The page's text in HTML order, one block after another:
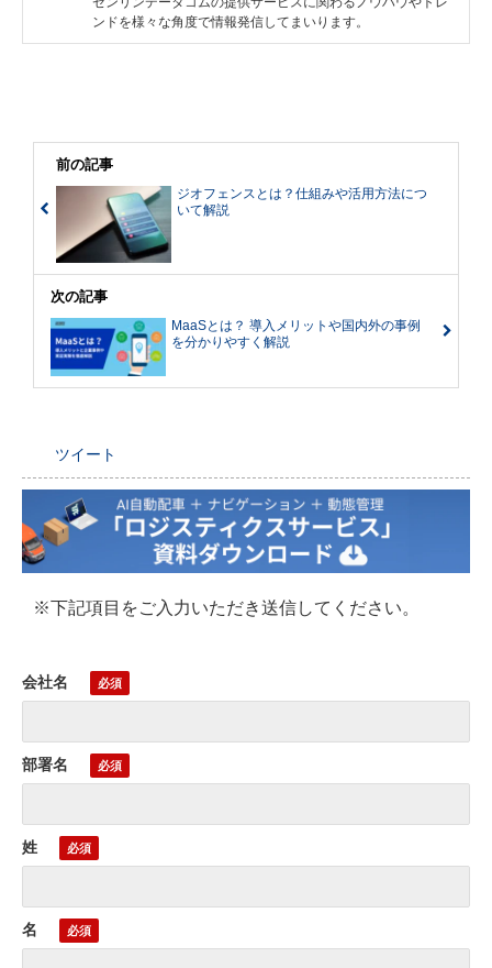
ンドを様々な角度で情報発信してまいります。
前の記事
ジオフェンスとは？仕組みや活用方法につ
いて解説
次の記事
MaaSとは？ 導入メリットや国内外の事例
を分かりやすく解説
ツイート
※下記項目をご入力いただき送信してください。
会社名
部署名
姓
名